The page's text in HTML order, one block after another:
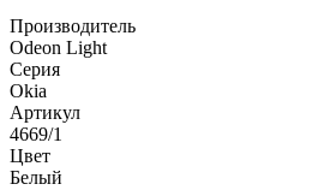
Производитель
Odeon Light
Серия
Okia
Артикул
4669/1
Цвет
Белый